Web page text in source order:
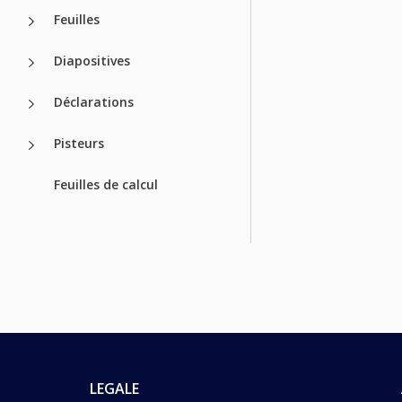
Feuilles
Diapositives
Déclarations
Pisteurs
Feuilles de calcul
LEGALE